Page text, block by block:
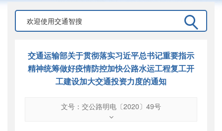
交通运输部关于贯彻落实习近平总书记重要指示
精神统筹做好疫情防控加快公路水运工程复工开
工建设加大交通投资力度的通知
文号：交公路明电〔2020〕49号
交公路明电〔2020〕49号